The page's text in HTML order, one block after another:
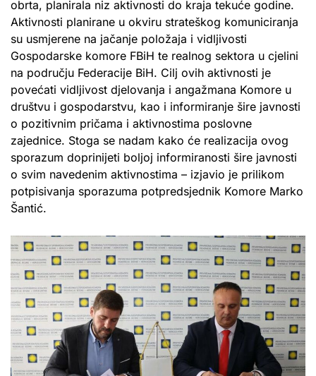
obrta, planirala niz aktivnosti do kraja tekuće godine.
Aktivnosti planirane u okviru strateškog komuniciranja
su usmjerene na jačanje položaja i vidljivosti
Gospodarske komore FBiH te realnog sektora u cjelini
na području Federacije BiH. Cilj ovih aktivnosti je
povećati vidljivost djelovanja i angažmana Komore u
društvu i gospodarstvu, kao i informiranje šire javnosti
o pozitivnim pričama i aktivnostima poslovne
zajednice. Stoga se nadam kako će realizacija ovog
sporazum doprinijeti boljoj informiranosti šire javnosti
o svim navedenim aktivnostima – izjavio je prilikom
potpisivanja sporazuma potpredsjednik Komore Marko
Šantić.